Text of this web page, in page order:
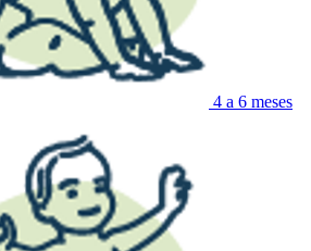
4 a 6 meses